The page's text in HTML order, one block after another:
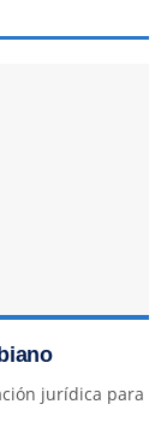
jurídica para